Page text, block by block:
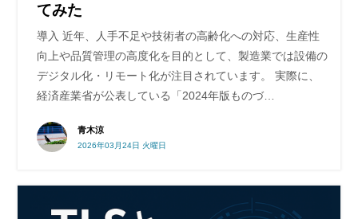
てみた
導入 近年、人手不足や技術者の高齢化への対応、生産性
向上や品質管理の高度化を目的として、製造業では設備の
デジタル化・リモート化が注目されています。 実際に、
経済産業省が公表している「2024年版ものづ…
青木涼
2026年03月24日 火曜日